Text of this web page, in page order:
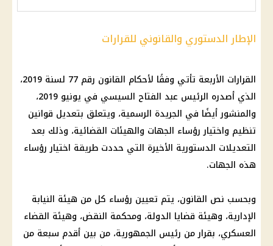
الإطار الدستوري والقانوني للقرارات
القرارات الأربعة تأتي وفقًا لأحكام القانون رقم 77 لسنة 2019،
الذي أصدره الرئيس عبد الفتاح السيسي في يونيو 2019،
والمنشور أيضًا في الجريدة الرسمية، ويتعلق بتعديل قوانين
تنظيم واختيار رؤساء الجهات والهيئات القضائية، وذلك بعد
التعديلات الدستورية الأخيرة التي حددت طريقة اختيار رؤساء
هذه الجهات.
وبحسب نص القانون، يتم تعيين رؤساء كل من هيئة النيابة
الإدارية، وهيئة قضايا الدولة، ومحكمة النقض، وهيئة القضاء
العسكري، بقرار من رئيس الجمهورية، من بين أقدم سبعة من